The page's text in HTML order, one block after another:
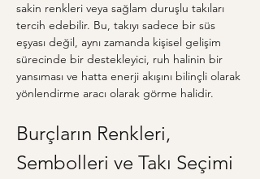
sakin renkleri veya sağlam duruşlu takıları
tercih edebilir. Bu, takıyı sadece bir süs
eşyası değil, aynı zamanda kişisel gelişim
sürecinde bir destekleyici, ruh halinin bir
yansıması ve hatta enerji akışını bilinçli olarak
yönlendirme aracı olarak görme halidir.
Burçların Renkleri,
Sembolleri ve Takı Seçimi